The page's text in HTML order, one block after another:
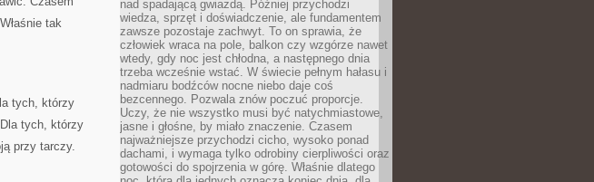
tak
tych, którzy
tych, którzy
przy tarczy.
nad spadającą gwiazdą. Później przychodzi
wiedza, sprzęt i doświadczenie, ale fundamentem
zawsze pozostaje zachwyt. To on sprawia, że
człowiek wraca na pole, balkon czy wzgórze nawet
wtedy, gdy noc jest chłodna, a następnego dnia
trzeba wcześnie wstać. W świecie pełnym hałasu i
nadmiaru bodźców nocne niebo daje coś
bezcennego. Pozwala znów poczuć proporcje.
Uczy, że nie wszystko musi być natychmiastowe,
jasne i głośne, by miało znaczenie. Czasem
najważniejsze przychodzi cicho, wysoko ponad
dachami, i wymaga tylko odrobiny cierpliwości oraz
gotowości do spojrzenia w górę. Właśnie dlatego